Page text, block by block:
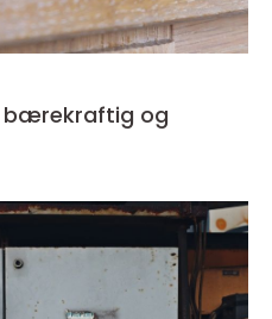
bærekraftig og